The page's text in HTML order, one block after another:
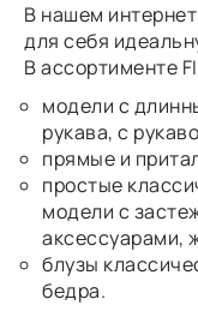
В нашем
для себя
В ассортименте
модели с
рукава, с
прямые и
простые
модели с
аксессуарами,
блузы
бедра.